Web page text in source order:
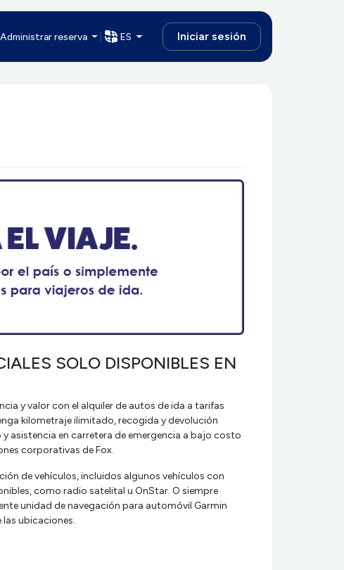
Administrar reserva ES Iniciar sesión
SOLO DISPONIBLES EN
y valor con el alquiler de autos de ida a tarifas
kilometraje ilimitado, recogida y devolución
asistencia en carretera de emergencia a bajo costo
corporativas de Fox.
de vehículos, incluidos algunos vehículos con
como radio satelital u OnStar. O siempre
unidad de navegación para automóvil Garmin
ubicaciones.